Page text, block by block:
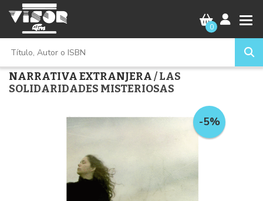
0
NARRATIVA EXTRANJERA/ LAS
SOLIDARIDADES MISTERIOSAS
-5%